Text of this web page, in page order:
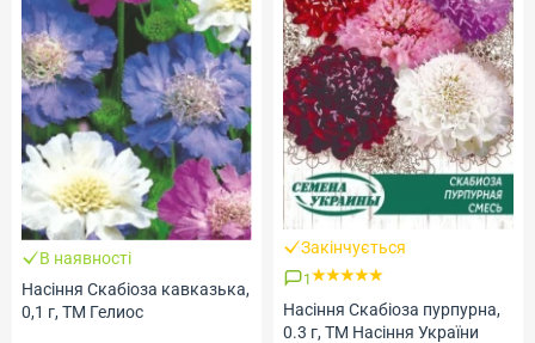
В наявності
Насіння Скабіоза кавказька,
0,1 г, ТМ Гелиос
Закінчується
1
Насіння Скабіоза пурпурна,
0.3 г, ТМ Насіння України